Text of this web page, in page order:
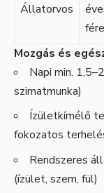
Állatorvos
Mozgás és
Napi min.
szimatmunka)
Ízületkímélő
fokozatos
Rendszeres
(ízület, szem, fül)